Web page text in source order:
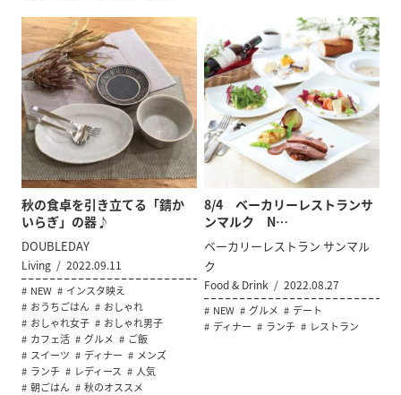
秋の食卓を引き立てる「錆か
いらぎ」の器♪
DOUBLEDAY
Living 2022.09.11
NEW
インスタ映え
おうちごはん
おしゃれ
おしゃれ女子
おしゃれ男子
カフェ活
グルメ
ご飯
スイーツ
ディナー
メンズ
ランチ
レディース
人気
朝ごはん
秋のオススメ
8/4 ベーカリーレストランサ
ンマルク N…
ベーカリーレストラン サンマル
ク
Food & Drink 2022.08.27
NEW グルメ
デート
ディナー
ランチ レストラン